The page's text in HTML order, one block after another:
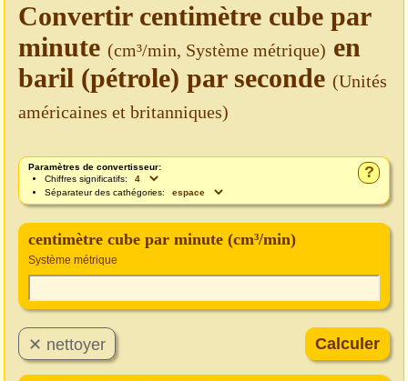
Convertir centimètre cube par
minute (cm³/min, Système métrique) en
baril (pétrole) par seconde (Unités
américaines et britanniques)
?
Paramètres de convertisseur:
Chiffres significatifs:
Séparateur des cathégories:
centimètre cube par minute (cm³/min)
Système métrique